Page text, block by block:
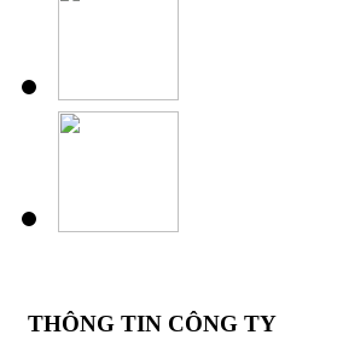
THÔNG TIN CÔNG TY